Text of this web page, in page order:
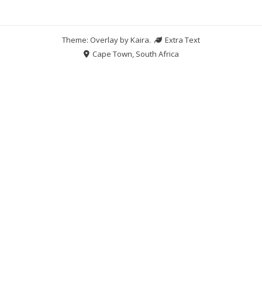
Theme: Overlay byKaira.
Extra Text
Cape Town, South Africa